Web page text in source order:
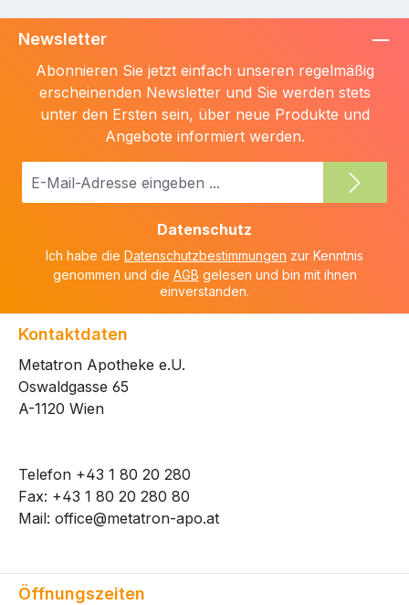
Newsletter
Abonnieren Sie jetzt einfach unseren regelmäßig
erscheinenden Newsletter und Sie werden stets
unter den Ersten sein, über neue Produkte und
Angebote informiert werden.
E-
Datenschutz
Ich habe die Datenschutzbestimmungen zur Kenntnis
genommen und die AGB gelesen und bin mit ihnen
einverstanden.
Kontaktdaten
Metatron Apotheke e.U.
Oswaldgasse 65
A-1120 Wien
Telefon +43 1 80 20 280
Fax: +43 1 80 20 280 80
Mail: office@metatron-apo.at
Öffnungszeiten